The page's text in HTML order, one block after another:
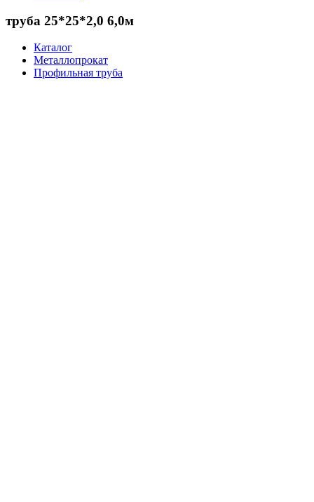
труба 25*25*2,0 6,0м
Каталог
Металлопрокат
Профильная труба